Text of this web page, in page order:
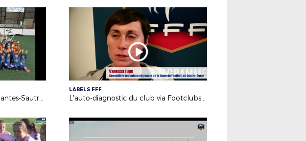
Animations Foot5 au Five Nantes-Sautron (U9 et U11F)
LABELS FFF
L'auto-diagnostic du club via Footclubs - Label Jeunes FFF